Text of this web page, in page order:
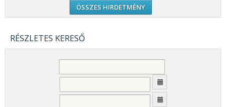
ÖSSZES HIRDETMÉNY
RÉSZLETES KERESŐ